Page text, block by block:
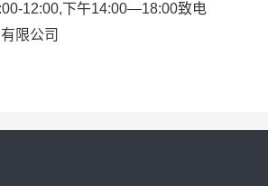
12:00,下午14:00—18:00致电
限公司